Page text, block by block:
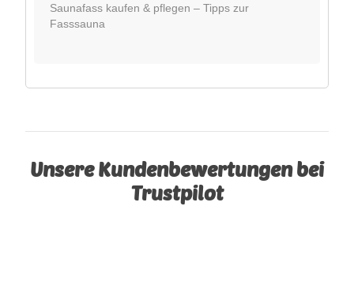
Saunafass kaufen & pflegen – Tipps zur
Fasssauna
Unsere Kundenbewertungen bei
Trustpilot